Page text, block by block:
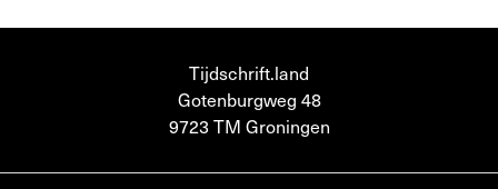
Tijdschrift.land
Gotenburgweg 48
9723 TM Groningen